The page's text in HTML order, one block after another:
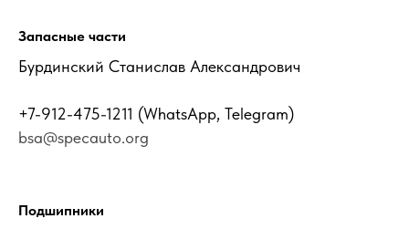
Запасные части
Бурдинский Станислав Александрович
+7-912-475-1211 (WhatsApp, Telegram)
bsa@specauto.org
Подшипники